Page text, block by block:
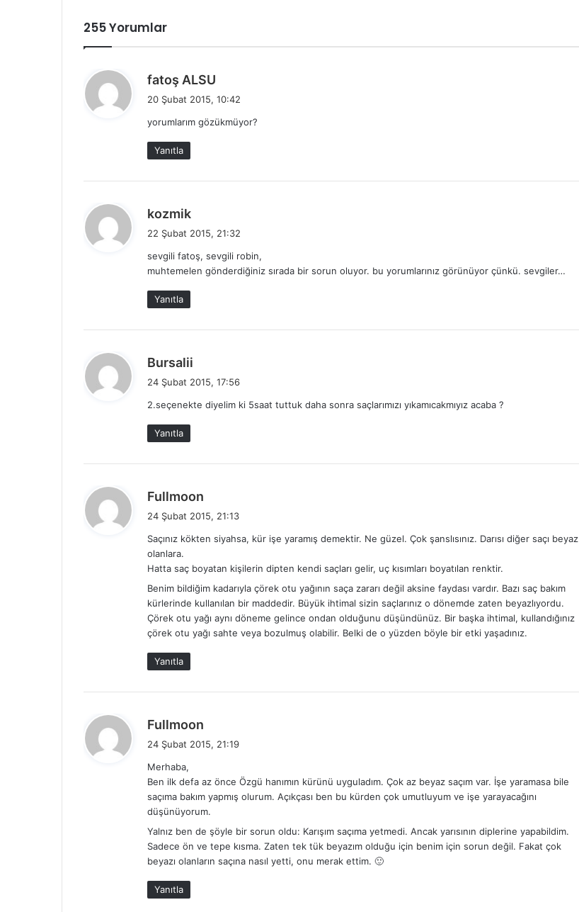
255 Yorumlar
fatoş ALSU
e
i
20 Şubat 2015, 10:42
yorumlarım gözükmüyor?
Yanıtla
kozmik
e
i
k
22 Şubat 2015, 21:32
sevgili fatoş, sevgili robin,
muhtemelen gönderdiğiniz sırada bir sorun oluyor. bu yorumlarınız görünüyor çünkü. sevgiler…
Yanıtla
Bursalii
e
i
24 Şubat 2015, 17:56
2.seçenekte diyelim ki 5saat tuttuk daha sonra saçlarımızı yıkamıcakmıyız acaba ?
Yanıtla
Fullmoon
e
i
i
:
24 Şubat 2015, 21:13
Saçınız kökten siyahsa, kür işe yaramış demektir. Ne güzel. Çok şanslısınız. Darısı diğer saçı beyaz
olanlara.
Hatta saç boyatan kişilerin dipten kendi saçları gelir, uç kısımları boyatılan renktir.
Benim bildiğim kadarıyla çörek otu yağının saça zararı değil aksine faydası vardır. Bazı saç bakım
kürlerinde kullanılan bir maddedir. Büyük ihtimal sizin saçlarınız o dönemde zaten beyazlıyordu.
Çörek otu yağı aynı döneme gelince ondan olduğunu düşündünüz. Bir başka ihtimal, kullandığınız
çörek otu yağı sahte veya bozulmuş olabilir. Belki de o yüzden böyle bir etki yaşadınız.
Yanıtla
Fullmoon
e
k
i
24 Şubat 2015, 21:19
Merhaba,
Ben ilk defa az önce Özgü hanımın kürünü uyguladım. Çok az beyaz saçım var. İşe yaramasa bile
saçıma bakım yapmış olurum. Açıkçası ben bu kürden çok umutluyum ve işe yarayacağını
düşünüyorum.
Yalnız ben de şöyle bir sorun oldu: Karışım saçıma yetmedi. Ancak yarısının diplerine yapabildim.
Sadece ön ve tepe kısma. Zaten tek tük beyazım olduğu için benim için sorun değil. Fakat çok
beyazı olanların saçına nasıl yetti, onu merak ettim. 🙂
Yanıtla